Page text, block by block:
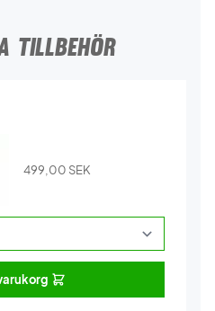
TILLBEHÖR
499,00 SEK